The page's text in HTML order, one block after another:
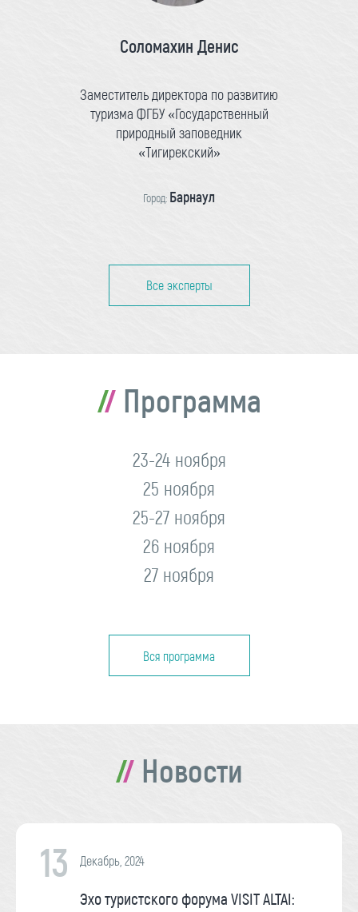
Соломахин Денис
Заместитель директора по развитию
туризма ФГБУ «Государственный
природный заповедник
«Тигирекский»
Город: Барнаул
Все эксперты
Программа
23-24 ноября
25 ноября
25-27 ноября
26 ноября
27 ноября
Вся программа
Новости
13 Декабрь, 2024
Эхо туристского форума VISIT ALTAI: